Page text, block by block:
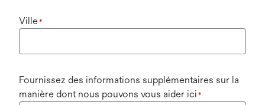
Ville*
Fournissez des informations supplémentaires sur la
manière dont nous pouvons vous aider ici *